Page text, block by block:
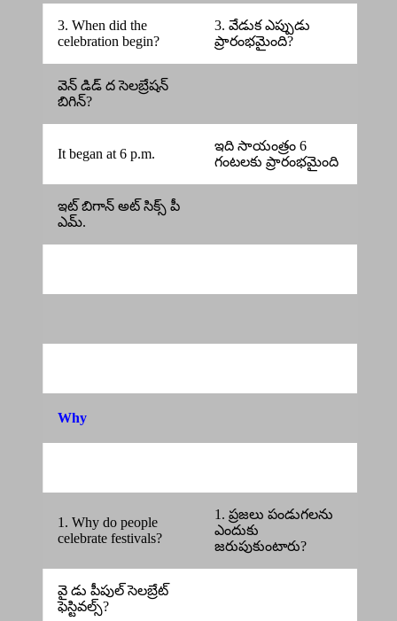
3. When did the
celebration begin?
3. వేడుక ఎప్పుడు
ప్రారంభమైంది?
వెన్ డిడ్ ద సెలబ్రేషన్
బిగిన్?
It began at 6 p.m.
ఇది సాయంత్రం 6
గంటలకు ప్రారంభమైంది
ఇట్ బిగాన్ అట్ సిక్స్ పీ
ఎమ్.
Why
1. Why do people
celebrate festivals?
1. ప్రజలు పండుగలను
ఎందుకు
జరుపుకుంటారు?
వై డు పీపుల్ సెలబ్రేట్
ఫెస్టివల్స్?